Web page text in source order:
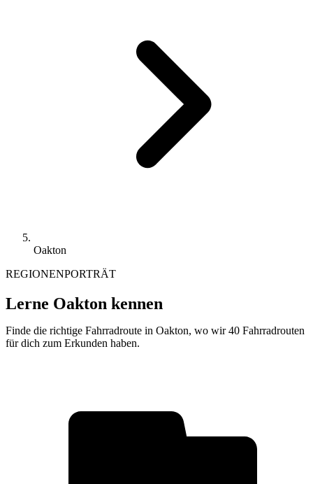
Oakton
REGIONENPORTRÄT
Lerne Oakton kennen
Finde die richtige Fahrradroute in Oakton, wo wir 40 Fahrradrouten
für dich zum Erkunden haben.